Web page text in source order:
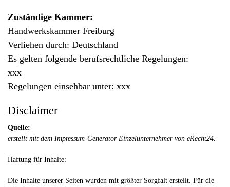
Zuständige Kammer:
Handwerkskammer Freiburg
Verliehen durch: Deutschland
Es gelten folgende berufsrechtliche Regelungen:
xxx
Regelungen einsehbar unter: xxx
Disclaimer
Quelle:
erstellt mit dem Impressum-Generator Einzelunternehmervon eRecht24.
Haftung für Inhalte:
Die Inhalte unserer Seiten wurden mit größter Sorgfalt erstellt. Für die